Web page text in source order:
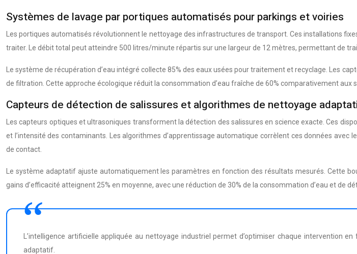
Systèmes de lavage par portiques automatisés pour parkings et voiries
Les portiques automatisés révolutionnent le nettoyage des infrastructures de transport. Ces installations
traiter. Le débit total peut atteindre 500 litres/minute répartis sur une largeur de 12 mètres, permettant de
Le système de récupération d’eau intégré collecte 85% des eaux usées pour traitement et recyclage. Les
de filtration. Cette approche écologique réduit la consommation d’eau fraîche de 60% comparativement aux
Capteurs de détection de salissures et algorithmes de nettoyage
Les capteurs optiques et ultrasoniques transforment la détection des salissures en science exacte. Ces
et l’intensité des contaminants. Les algorithmes d’apprentissage automatique corrèlent ces données
de contact.
Le système adaptatif ajuste automatiquement les paramètres en fonction des résultats mesurés. Cette
gains d’efficacité atteignent 25% en moyenne, avec une réduction de 30% de la consommation d’eau et de
L’intelligence artificielle appliquée au nettoyage industriel permet d’optimiser chaque
adaptatif.